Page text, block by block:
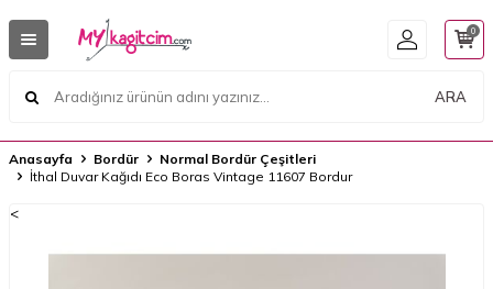
ARA
0
Anasayfa Bordür
Normal Bordür Çeşitleri
İthal Duvar Kağıdı Eco Boras Vintage 11607 Bordur
<